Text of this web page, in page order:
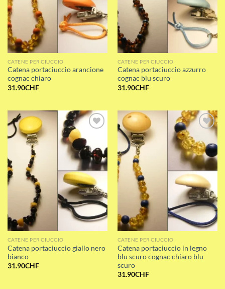
CATENE PER CIUCCIO
Catena portaciuccio arancione
cognac chiaro
31.90CHF
CATENE PER CIUCCIO
Catena portaciuccio azzurro
cognac blu scuro
31.90CHF
Add to wishlist
CATENE PER CIUCCIO
Catena portaciuccio giallo nero
bianco
31.90CHF
Add to wishlist
CATENE PER CIUCCIO
Catena portaciuccio in legno
blu scuro cognac chiaro blu
scuro
31.90CHF